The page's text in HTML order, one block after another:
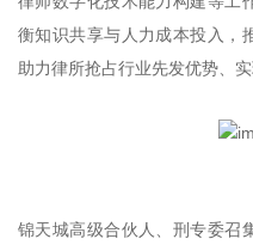
衡知识共享与人力成本投入，
助力律所抢占行业先发优势、实
锦天城高级合伙人、刑专委召